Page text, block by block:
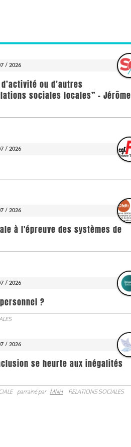
/ 2026
ou d’autres
sociales locales” - Jérôme
/ 2026
/ 2026
à l'épreuve des systèmes de
/ 2026
?
/ 2026
se heurte aux inégalités
parrainé par MNH RELATIONS SOCIALES